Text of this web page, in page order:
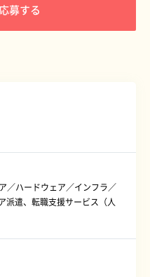
募する
／ハードウェア／インフラ／
派遣、転職支援サービス（人